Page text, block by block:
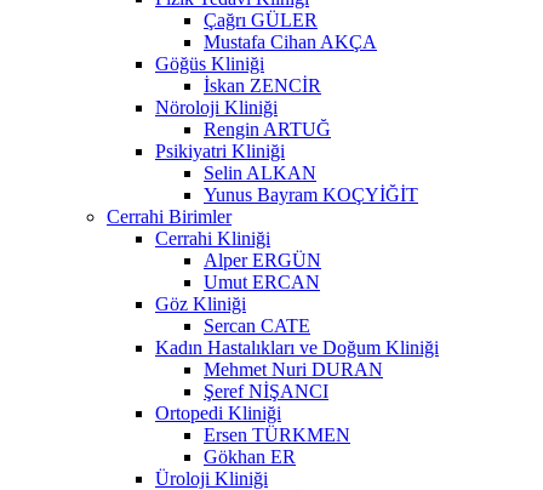
Çağrı GÜLER
Mustafa Cihan AKÇA
Göğüs Kliniği
İskan ZENCİR
Nöroloji Kliniği
Rengin ARTUĞ
Psikiyatri Kliniği
Selin ALKAN
Yunus Bayram KOÇYİĞİT
Cerrahi Birimler
Cerrahi Kliniği
Alper ERGÜN
Umut ERCAN
Göz Kliniği
Sercan CATE
Kadın Hastalıkları ve Doğum Kliniği
Mehmet Nuri DURAN
Şeref NİŞANCI
Ortopedi Kliniği
Ersen TÜRKMEN
Gökhan ER
Üroloji Kliniği